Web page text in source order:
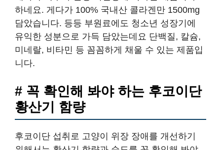
하네요. 게다가 100% 국내산 콜라겐만 1500mg
담았습니다. 등등 부원료에도 청소년 성장기에
유익한 성분으로 가득 담았는데요 단백질, 칼슘,
미네랄, 비타민 등 꼼꼼하게 채울 수 있는 제품입
니다.
# 꼭 확인해 봐야 하는 후코이단
황산기 함량
후코이단 섭취로 고양이 위장 장애를 개선하기